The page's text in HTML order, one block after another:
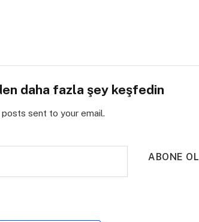
daha fazla şey keşfedin
sent to your email.
ABONE OL